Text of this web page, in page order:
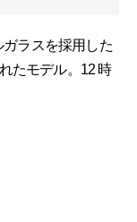
ラスを採⽤した
たモデル。12 時